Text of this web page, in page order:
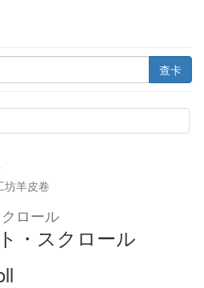
查卡
坊羊皮卷
ロール
・スクロール